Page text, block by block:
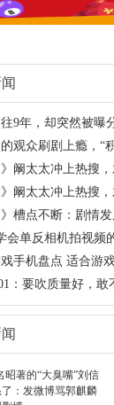
9年，却突然被曝
观众刷剧上瘾，“
》阚太太冲上热搜
》阚太太冲上热搜
》槽点不断：剧情
会单反相机拍视频
手机盘点 适合游
：要吹质量好，敢